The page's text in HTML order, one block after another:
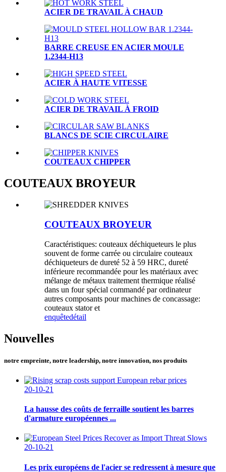
ACIER DE TRAVAIL À CHAUD
BARRE CREUSE EN ACIER MOULE
1.2344-H13
ACIER À HAUTE VITESSE
ACIER DE TRAVAIL À FROID
BLANCS DE SCIE CIRCULAIRE
COUTEAUX CHIPPER
COUTEAUX BROYEUR
COUTEAUX BROYEUR
Caractéristiques: couteaux déchiqueteurs le plus
souvent de forme carrée ou circulaire couteaux
déchiqueteurs de dureté 52 à 59 HRC, dureté
inférieure recommandée pour les matériaux avec
mélange de métaux traitement thermique réalisé
dans un four spécial commandé par ordinateur
autres composants pour machines de concassage:
couteaux stator et
enquêtedétail
Nouvelles
notre empreinte, notre leadership, notre innovation, nos produits
20-10-21
La hausse des coûts de ferraille soutient les barres
d'armature européennes ...
20-10-21
Les prix européens de l'acier se redressent à mesure que